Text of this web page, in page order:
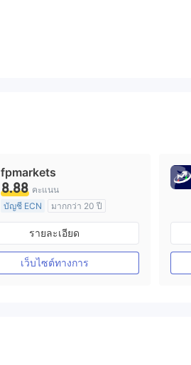
fpmarkets
8.88 คะแนน
บัญชี ECN
มากกว่า 20 ปี
การกำกับดูแล ออสเตรเลีย
ใบอนุญาต MT4 แบบเต็ม
รายละเอียด
เว็บไซต์ทางการ